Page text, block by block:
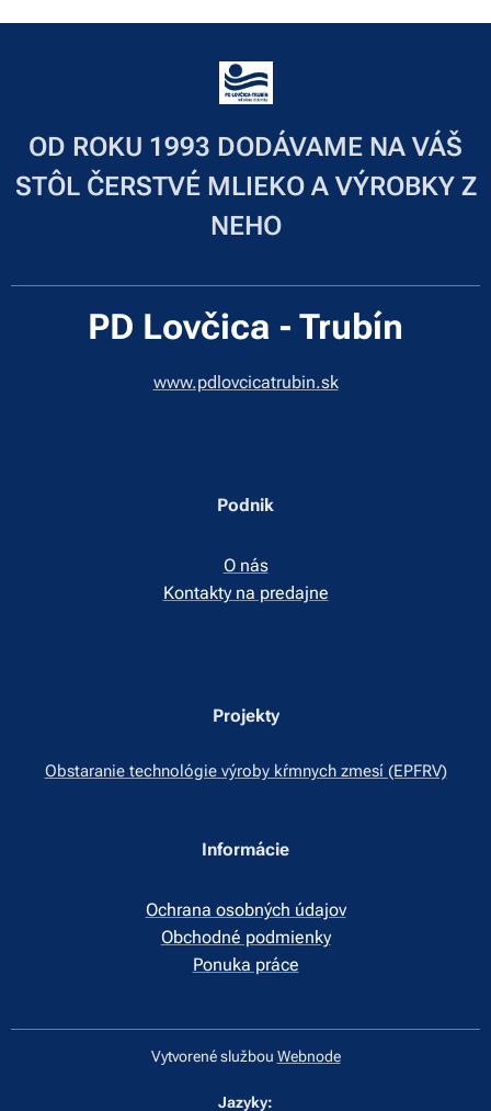
OD ROKU 1993 DODÁVAME NA VÁŠ
STÔL ČERSTVÉ MLIEKO A VÝROBKY Z
NEHO
PD Lovčica - Trubín
www.pdlovcicatrubin.sk
Podnik
O nás
Kontakty na predajne
Projekty
Obstaranie technológie výroby kŕmnych zmesí (EPFRV)
Informácie
Ochrana osobných údajov
Obchodné podmienky
Ponuka práce
Vytvorené službou Webnode
Jazyky